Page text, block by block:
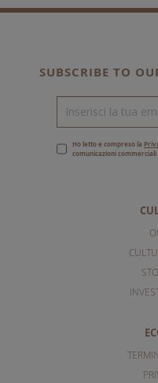
SUBSCRIBE TO
Ho letto e compreso la
comunicazioni